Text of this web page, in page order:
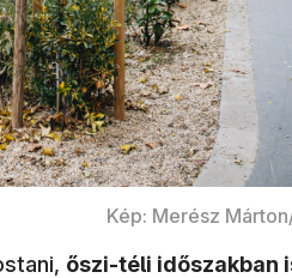
Kép: Merész
őszi-téli időszakban